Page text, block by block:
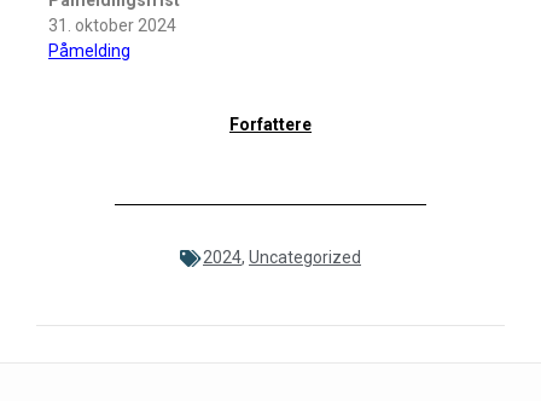
31. oktober 2024
Påmelding
Forfattere
2024, Uncategorized